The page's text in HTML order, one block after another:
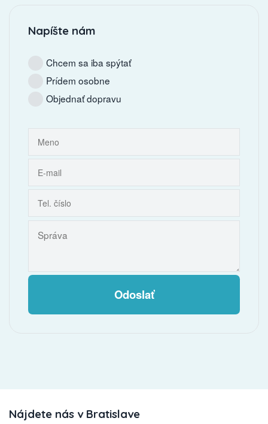
Napíšte nám
Chcem sa iba spýtať
Prídem osobne
Objednať dopravu
Odoslať
Nájdete nás v Bratislave